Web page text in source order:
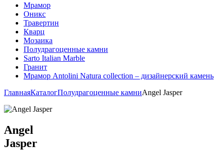
Мрамор
Оникс
Травертин
Кварц
Мозаика
Полудрагоценные камни
Sarto Italian Marble
Гранит
Мрамор Antolini Natura collection – дизайнерский камень
ГлавнаяКаталогПолудрагоценные камниAngel Jasper
Angel
Jasper